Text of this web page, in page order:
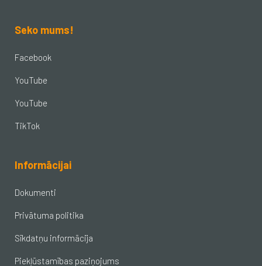
Seko mums!
Facebook
YouTube
YouTube
TikTok
Informācijai
Dokumenti
Privātuma politika
Sīkdatņu informācija
Piekļūstamības paziņojums